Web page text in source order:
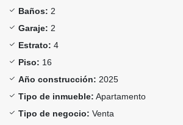
Baños: 2
Garaje: 2
Estrato: 4
Piso: 16
Año construcción: 2025
Tipo de inmueble: Apartamento
Tipo de negocio: Venta